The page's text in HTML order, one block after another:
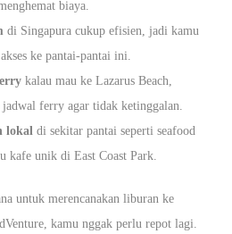
biaya.
di Singapura cukup efisien, jadi kamu
ke pantai-pantai ini.
kalau mau ke Lazarus Beach,
ferry agar tidak ketinggalan.
lokal di sekitar pantai seperti seafood
kafe unik di East Coast Park.
untuk merencanakan liburan ke
kamu nggak perlu repot lagi.